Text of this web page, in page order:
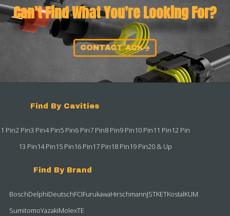
Can't Find What You're Looking For?
CONTACT ACK
Find By Cavities
1 Pin2 Pin3 Pin4 Pin5 Pin6 Pin7 Pin8 Pin9 Pin10 Pin11 Pin12 Pin
13 Pin14 Pin15 Pin16 Pin17 Pin18 Pin19 Pin20 & Up
Find By Brand
BoschDelphiDeutschFCIFurukawaHirschmannJSTKETKostalKUM
SumitomoYazakiMolexTE